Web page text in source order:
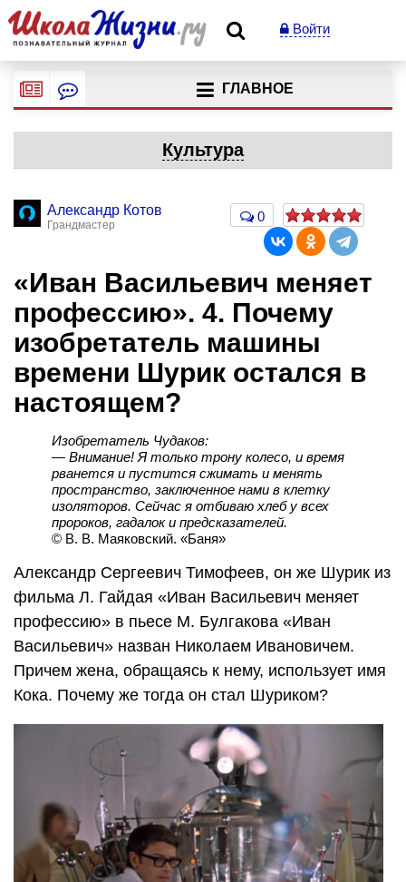
Войти
ГЛАВНОЕ
Культура
Александр Котов
Грандмастер
0
«Иван Васильевич меняет
профессию». 4. Почему
изобретатель машины
времени Шурик остался в
настоящем?
Изобретатель Чудаков:
— Внимание! Я только трону колесо, и время
рванется и пустится сжимать и менять
пространство, заключенное нами в клетку
изоляторов. Сейчас я отбиваю хлеб у всех
пророков, гадалок и предсказателей.
© В. В. Маяковский. «Баня»
Александр Сергеевич Тимофеев, он же Шурик из
фильма Л. Гайдая «Иван Васильевич меняет
профессию» в пьесе М. Булгакова «Иван
Васильевич» назван Николаем Ивановичем.
Причем жена, обращаясь к нему, использует имя
Кока. Почему же тогда он стал Шуриком?